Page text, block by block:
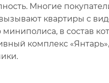
Многие
квартиры с
миниполиса, в состав
комплекс